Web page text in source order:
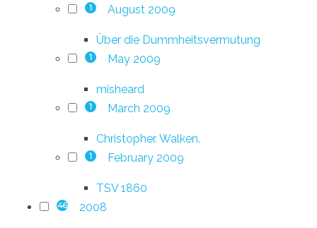
1 August 2009
Über die Dummheitsvermutung
1 May 2009
misheard
1 March 2009
Christopher. Walken.
1 February 2009
TSV 1860
46 2008